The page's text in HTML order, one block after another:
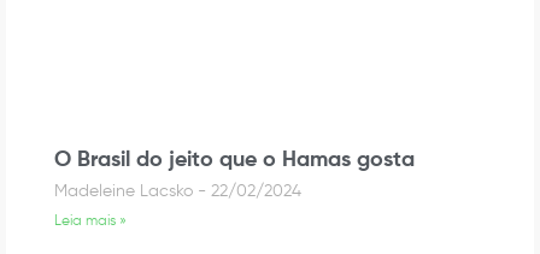
O Brasil do jeito que o Hamas gosta
Madeleine Lacsko 22/02/2024
Leia mais »